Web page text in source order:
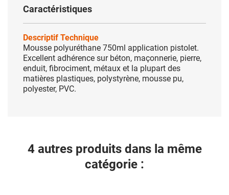
Caractéristiques
Descriptif Technique
Mousse polyuréthane 750ml application pistolet.
Excellent adhérence sur béton, maçonnerie, pierre,
enduit, fibrociment, métaux et la plupart des
matières plastiques, polystyrène, mousse pu,
polyester, PVC.
4 autres produits dans la même
catégorie :